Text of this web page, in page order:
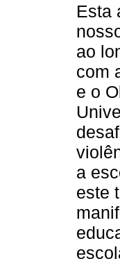
Esta
ao
com
e o
a
este